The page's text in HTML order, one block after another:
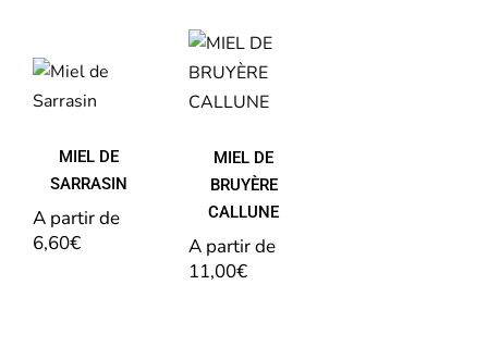
MIEL
DE
SARRASIN
MIEL DE
SARRASIN
A partir de
6,60€
MIEL
DE
BRUYÈRE
CALLUNE
MIEL DE
BRUYÈRE
CALLUNE
A partir de
11,00€